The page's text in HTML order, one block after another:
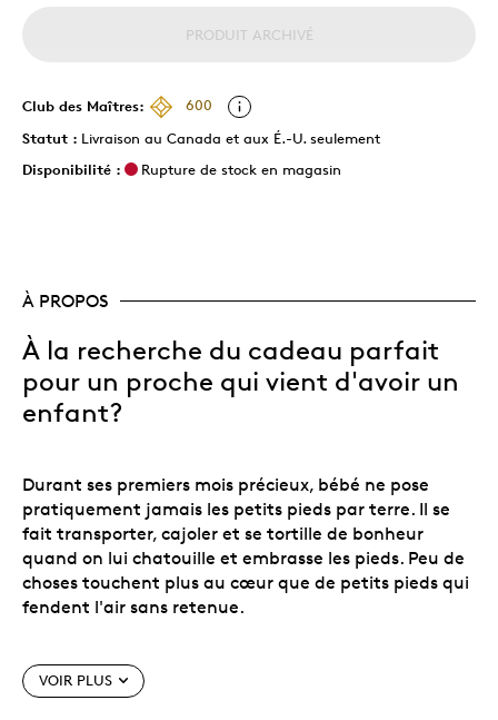
PRODUIT ARCHIVÉ
Club des Maîtres:
600
Statut : Livraison au Canada et aux É.-U. seulement
Disponibilité :
Rupture de stock en magasin
À PROPOS
À la recherche du cadeau parfait
pour un proche qui vient d'avoir un
enfant?
Durant ses premiers mois précieux, bébé ne pose
pratiquement jamais les petits pieds par terre. Il se
fait transporter, cajoler et se tortille de bonheur
quand on lui chatouille et embrasse les pieds. Peu de
choses touchent plus au cœur que de petits pieds qui
fendent l'air sans retenue.
Cette pièce touchante traduit l'essence decette
période heureuse avec un motif attendrissantde
VOIR PLUS